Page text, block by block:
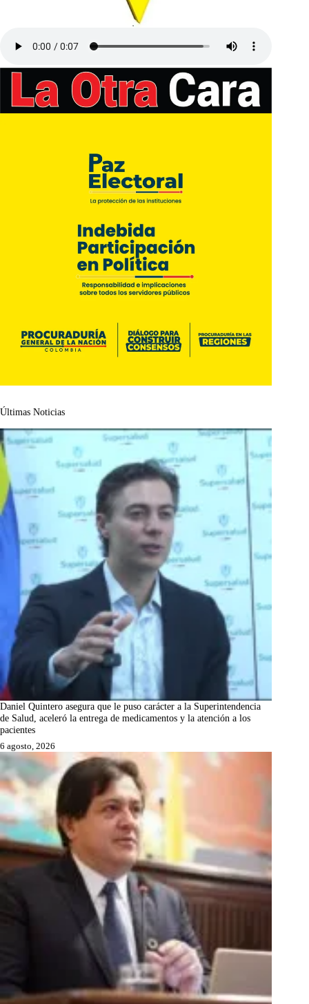
Últimas Noticias
Daniel Quintero asegura que le puso carácter a la Superintendencia
de Salud, aceleró la entrega de medicamentos y la atención a los
pacientes
6 agosto, 2026